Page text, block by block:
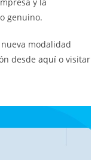
y la
genuino.
modalidad
desdeaquí o visitar